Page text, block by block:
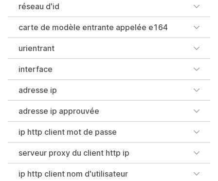
réseau d'id
carte de modèle entrante appelée e164
urientrant
interface
adresse ip
adresse ip approuvée
ip http client mot de passe
serveur proxy du client http ip
ip http client nom d'utilisateur